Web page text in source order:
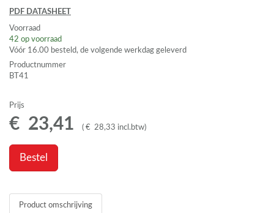
PDF DATASHEET
Voorraad
42 op voorraad
Vóór 16.00 besteld, de volgende werkdag geleverd
Productnummer
BT41
Prijs
€ 23,41 ( € 28,33 incl.btw)
Bestel
Product omschrijving